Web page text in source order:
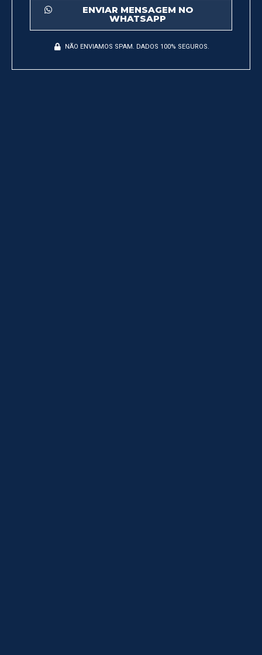
ENVIAR MENSAGEM NO
WHATSAPP
NÃO ENVIAMOS SPAM. DADOS 100% SEGUROS.